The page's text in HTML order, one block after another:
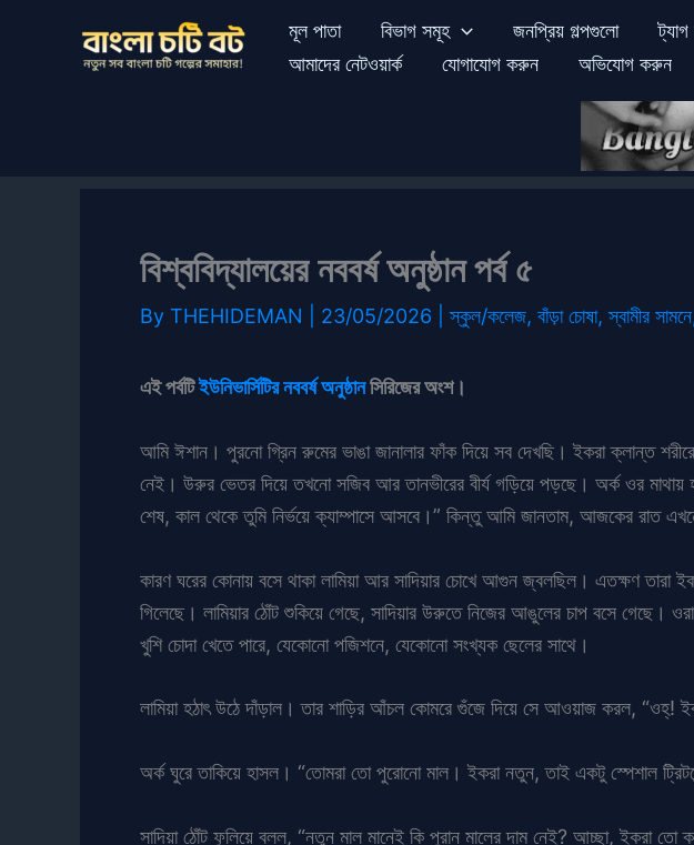
মূল পাতা বিভাগ সমূহ জনপ্রিয় গল্পগুলো
আমাদের নেটওয়ার্ক
যোগাযোগ করুন অভিযোগ করুন
বিশ্ববিদ্যালয়ের নববর্ষ অনুষ্ঠান পর্ব ৫
By THEHIDEMAN 23/05/2026 |স্কুল/কলেজ, বাঁড়া চোষা,স্বামীর সামনে
এই পর্বটিইউনিভার্সিটির নববর্ষ অনুষ্ঠানসিরিজের অংশ।
আমি ঈশান। পুরনো গ্রিন রুমের ভাঙা জানালার ফাঁক দিয়ে সব দেখছি। ইকরা ক্লান্ত
নেই। উরুর ভেতর দিয়ে তখনো সজিব আর তানভীরের বীর্য গড়িয়ে পড়ছে। অর্ক ওর মাথায়
শেষ, কাল থেকে তুমি নির্ভয়ে ক্যাম্পাসে আসবে।” কিন্তু আমি জানতাম, আজকের রাত
কারণ ঘরের কোনায় বসে থাকা লামিয়া আর সাদিয়ার চোখে আগুন জ্বলছিল। এতক্ষণ তারা
গিলেছে। লামিয়ার ঠোঁট শুকিয়ে গেছে, সাদিয়ার উরুতে নিজের আঙুলের চাপ বসে
খুশি চোদা খেতে পারে, যেকোনো পজিশনে, যেকোনো সংখ্যক ছেলের সাথে।
লামিয়া হঠাৎ উঠে দাঁড়াল। তার শাড়ির আঁচল কোমরে গুঁজে দিয়ে সে আওয়াজ করল, “ওহ্!
অর্ক ঘুরে তাকিয়ে হাসল। “তোমরা তো পুরোনো মাল। ইকরা নতুন, তাই একটু স্পেশাল
সাদিয়া ঠোঁট ফুলিয়ে বলল, “নতুন মাল মানেই কি পুরান মালের দাম নেই? আচ্ছা, ইকরা